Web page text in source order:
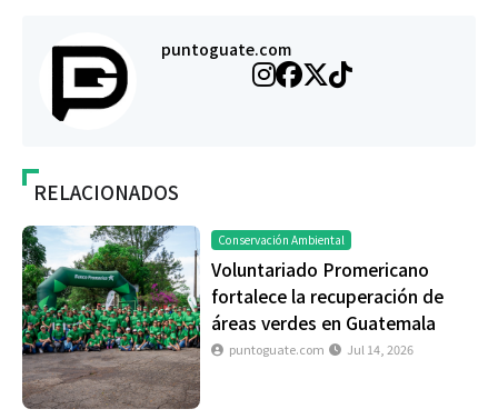
puntoguate.com
RELACIONADOS
Conservación Ambiental
Voluntariado Promericano
fortalece la recuperación de
áreas verdes en Guatemala
puntoguate.com Jul 14, 2026